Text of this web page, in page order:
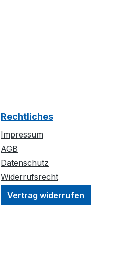
Rechtliches
Impressum
AGB
Datenschutz
Widerrufsrecht
Vertrag widerrufen